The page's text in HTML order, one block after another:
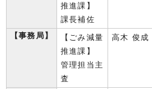
推進課】
課長補佐
【事務局】
【ごみ減量
推進課】
管理担当主
査
高木 俊成